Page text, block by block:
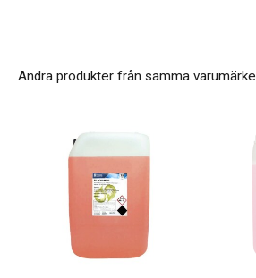
Andra produkter från samma varumärke